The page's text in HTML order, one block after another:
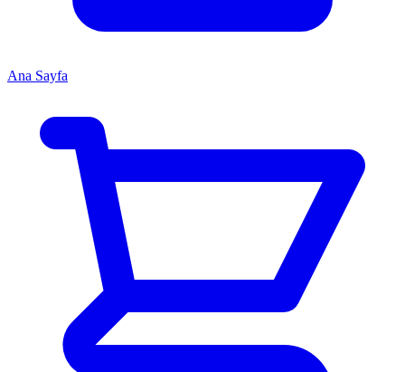
Ana Sayfa